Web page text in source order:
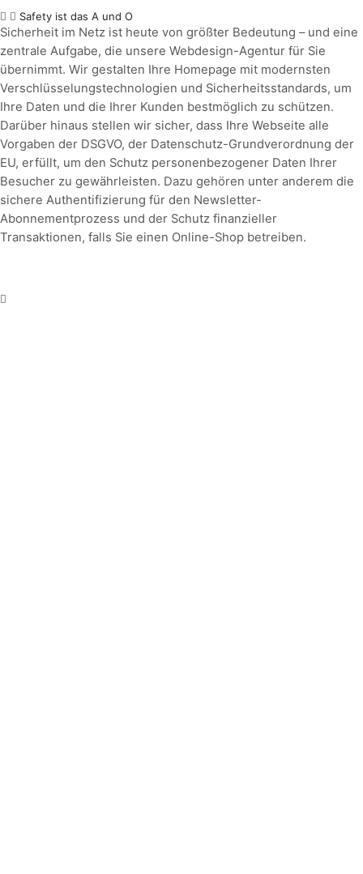
Safety ist das A und O
Sicherheit im Netz ist heute von größter Bedeutung – und eine
zentrale Aufgabe, die unsere Webdesign-Agentur für Sie
übernimmt. Wir gestalten Ihre Homepage mit modernsten
Verschlüsselungstechnologien und Sicherheitsstandards, um
Ihre Daten und die Ihrer Kunden bestmöglich zu schützen.
Darüber hinaus stellen wir sicher, dass Ihre Webseite alle
Vorgaben der DSGVO, der Datenschutz-Grundverordnung der
EU, erfüllt, um den Schutz personenbezogener Daten Ihrer
Besucher zu gewährleisten. Dazu gehören unter anderem die
sichere Authentifizierung für den Newsletter-
Abonnementprozess und der Schutz finanzieller
Transaktionen, falls Sie einen Online-Shop betreiben.